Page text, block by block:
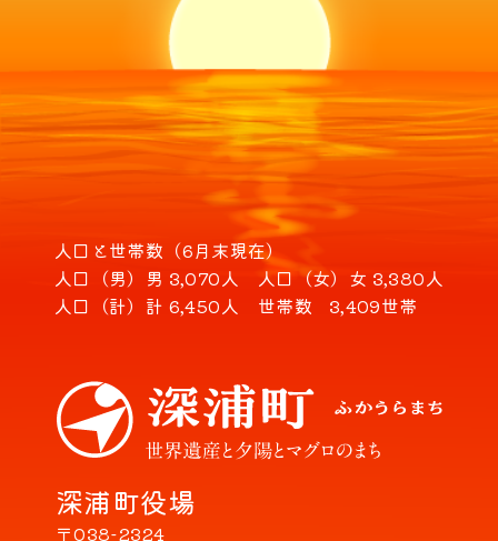
深浦町役場
〒038-2324
人口と世帯数（6月末現在）
人口（男） 男 3,070人 人口（女） 女 3,380人
人口（計） 計 6,450人 世帯数 3,409世帯